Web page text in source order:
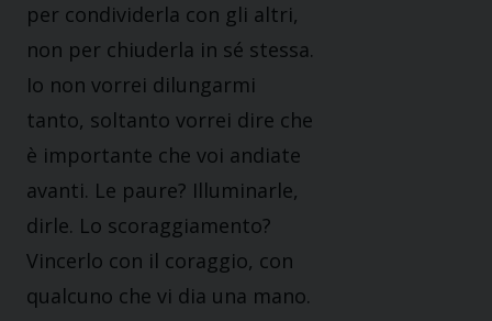
per condividerla con gli altri,
non per chiuderla in sé stessa.
Io non vorrei dilungarmi
tanto, soltanto vorrei dire che
è importante che voi andiate
avanti. Le paure? Illuminarle,
dirle. Lo scoraggiamento?
Vincerlo con il coraggio, con
qualcuno che vi dia una mano.